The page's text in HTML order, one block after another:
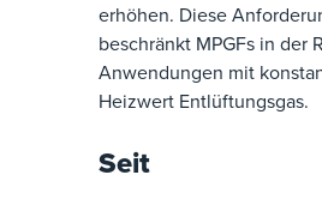
erhöhen. Diese
beschränkt MPGFs in der
Anwendungen mit
Heizwert Entlüftungsgas.
Seit